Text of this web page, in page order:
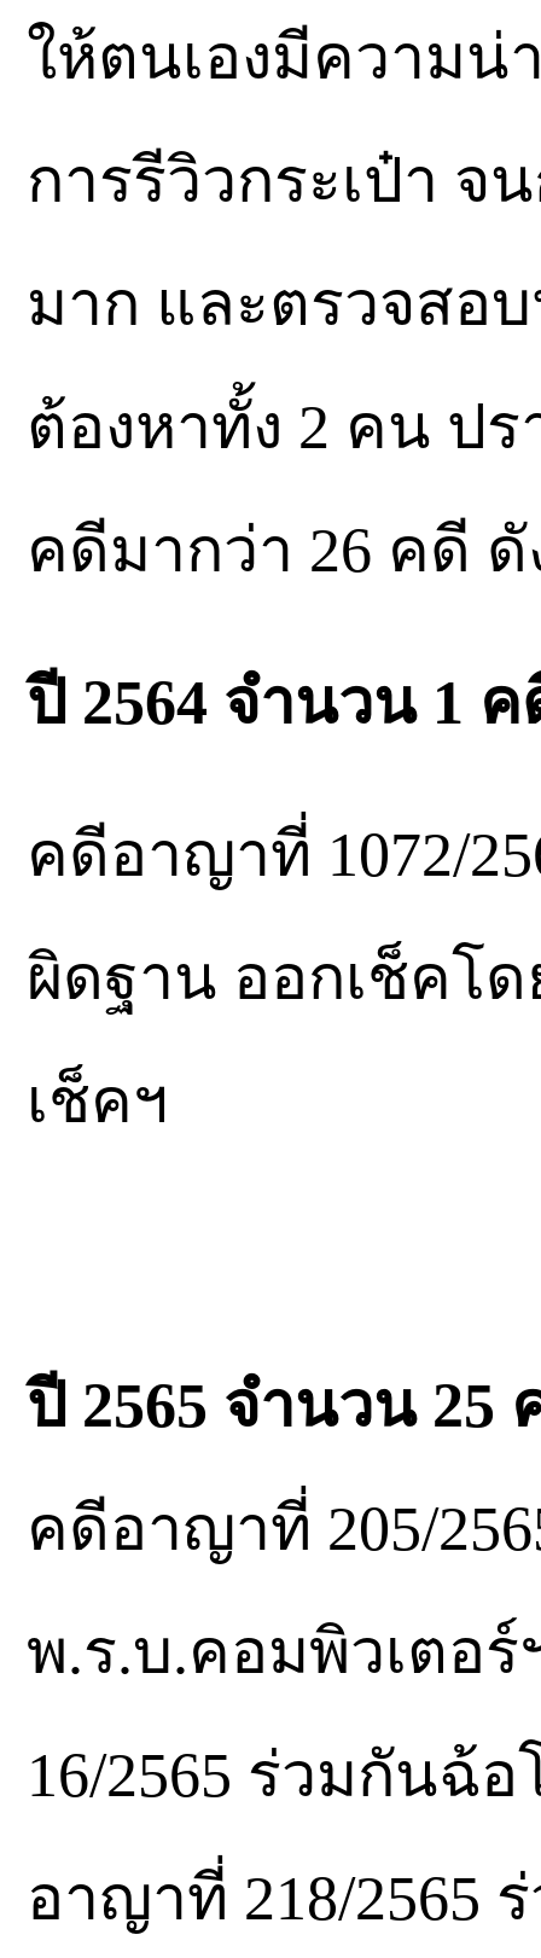
ให้ตนเองมีความน่
การรีวิวกระเป๋า จ
มาก และตรวจสอ
ต้องหาทั้ง 2 คน ป
คดีมากว่า 26 คดี
ปี 2564 จำนวน 1 ค
คดีอาญาที่ 1072/
ผิดฐาน ออกเช็คโ
เช็คฯ
ปี 2565 จำนวน 25
คดีอาญาที่ 205/
พ.ร.บ.คอมพิวเตอ
16/2565 ร่วมกันฉ้
อาญาที่ 218/2565